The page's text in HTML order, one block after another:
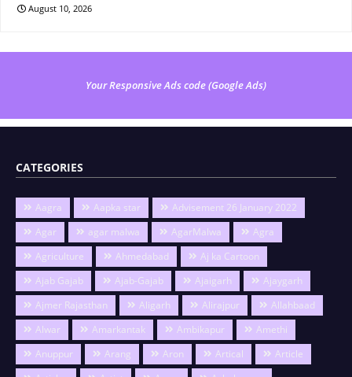
August 10, 2026
Your Responsive Ads code (Google Ads)
CATEGORIES
Aagra Aapka star
Advisement 26 January 2022
Agar
agar malwa AgarMalwa
Agra
Agriculture
Ahmedabad
Aj ka Cartoon
Ajab Gajab
Ajab-Gajab Ajaigarh
Ajaygarh
Ajmer Rajasthan
Aligarh Alirajpur
Allahbaad
Alwar
Amarkantak Ambikapur
Amethi
Anuppur
Arang Aron Artical
Article